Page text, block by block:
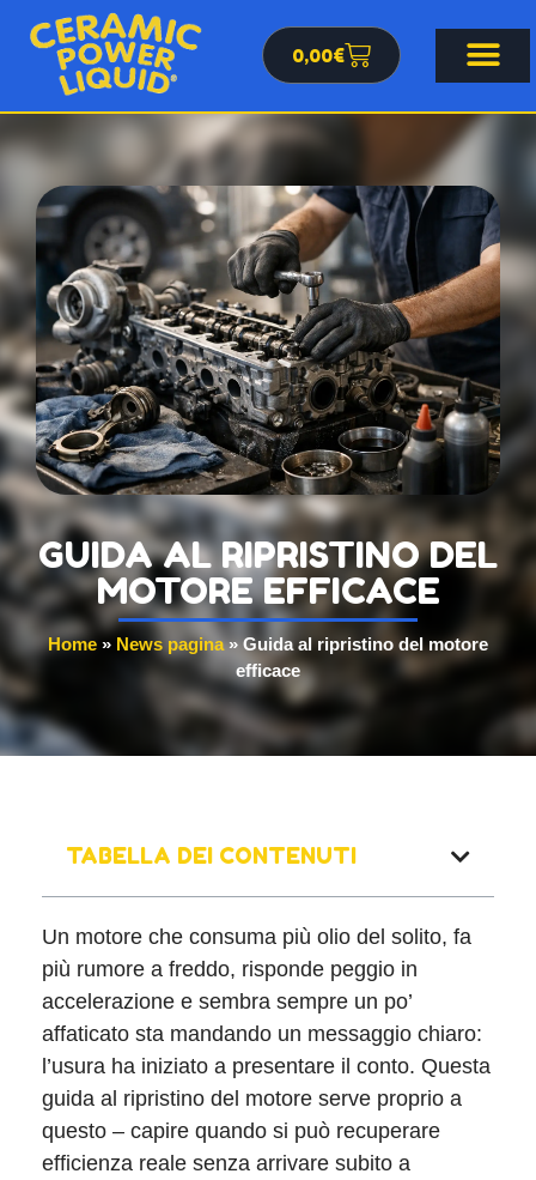
0,00€
GUIDA AL RIPRISTINO DEL
MOTORE EFFICACE
Home » News pagina» Guida al ripristino del motore
efficace
TABELLA DEI CONTENUTI
Un motore che consuma più olio del solito, fa
più rumore a freddo, risponde peggio in
accelerazione e sembra sempre un po’
affaticato sta mandando un messaggio chiaro:
l’usura ha iniziato a presentare il conto. Questa
guida al ripristino del motore serve proprio a
questo – capire quando si può recuperare
efficienza reale senza arrivare subito a